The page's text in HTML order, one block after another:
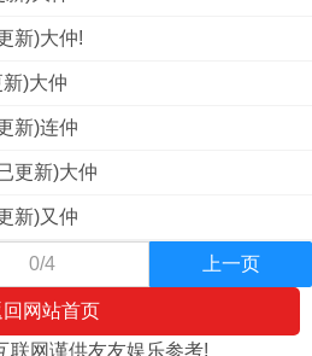
新)大仲!
)大仲
新)连仲
更新)大仲
新)又仲
0/4 上一页
回网站首页
联网谨供友友娱乐参考!